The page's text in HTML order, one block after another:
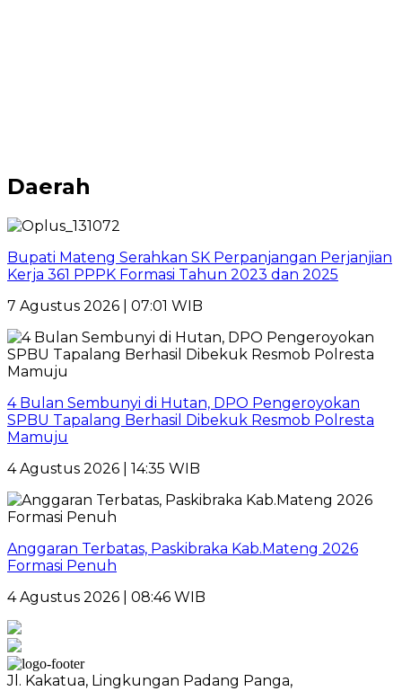
Daerah
Bupati Mateng Serahkan SK Perpanjangan Perjanjian
Kerja 361 PPPK Formasi Tahun 2023 dan 2025
7 Agustus 2026 | 07:01 WIB
4 Bulan Sembunyi di Hutan, DPO Pengeroyokan
SPBU Tapalang Berhasil Dibekuk Resmob Polresta
Mamuju
4 Agustus 2026 | 14:35 WIB
Anggaran Terbatas, Paskibraka Kab.Mateng 2026
Formasi Penuh
4 Agustus 2026 | 08:46 WIB
Jl. Kakatua, Lingkungan Padang Panga,